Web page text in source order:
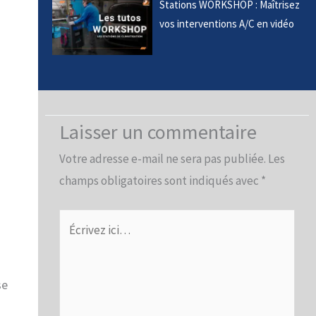
Stations WORKSHOP : Maîtrisez
vos interventions A/C en vidéo
Laisser un commentaire
Votre adresse e-mail ne sera pas publiée. Les
champs obligatoires sont indiqués avec *
Écrivez